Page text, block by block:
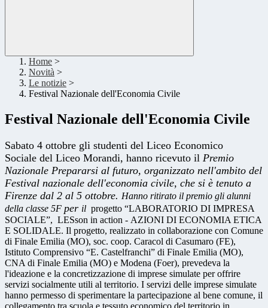
Home >
Novità >
Le notizie >
Festival Nazionale dell'Economia Civile
Festival Nazionale dell'Economia Civile
Sabato 4 ottobre gli studenti del Liceo Economico
Sociale del Liceo Morandi, hanno ricevuto il Premio
Nazionale Prepararsi al futuro, organizzato nell'ambito del
Festival nazionale dell'economia civile, che si è tenuto a
Firenze dal 2 al 5 ottobre. Hanno ritirato il premio gli alunni
della classe 5F per il progetto “LABORATORIO DI IMPRESA
SOCIALE”, LESson in action - AZIONI DI ECONOMIA ETICA
E SOLIDALE. Il progetto, realizzato in collaborazione con Comune
di Finale Emilia (MO), soc. coop. Caracol di Casumaro (FE),
Istituto Comprensivo “E. Castelfranchi” di Finale Emilia (MO),
CNA di Finale Emilia (MO) e Modena (Foer), prevedeva la
l'ideazione e la concretizzazione di imprese simulate per offrire
servizi socialmente utili al territorio. I servizi delle imprese simulate
hanno permesso di sperimentare la partecipazione al bene comune, il